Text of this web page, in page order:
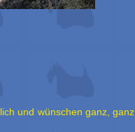
und wünschen ganz, ganz